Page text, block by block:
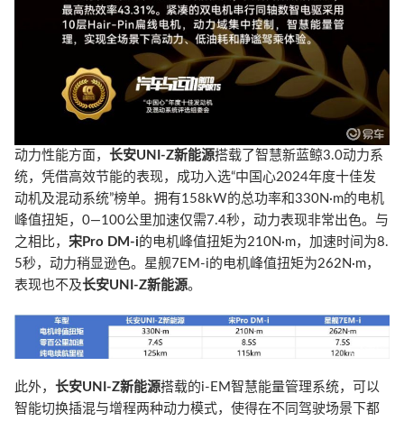
动力性能方面，长安UNI-Z新能源搭载了智慧新蓝鲸3.0动力系
统，凭借高效节能的表现，成功入选“中国心2024年度十佳发
动机及混动系统”榜单。拥有158kW的总功率和330N·m的电机
峰值扭矩，0—100公里加速仅需7.4秒，动力表现非常出色。与
之相比， 宋Pro DM-i 的电机峰值扭矩为210N·m，加速时间为8.
5秒，动力稍显逊色。星舰7EM-i的电机峰值扭矩为262N·m，
表现也不及长安UNI-Z新能源。
此外，长安UNI-Z新能源搭载的i-EM智慧能量管理系统，可以
智能切换插混与增程两种动力模式，使得在不同驾驶场景下都